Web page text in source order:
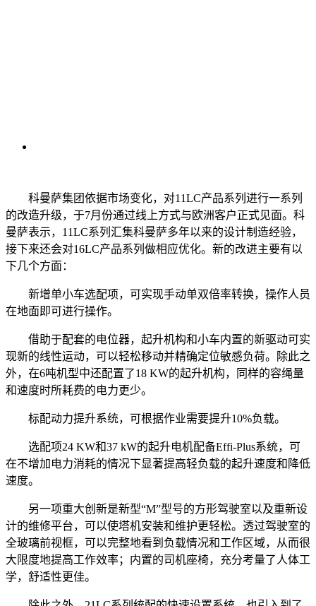
科曼萨集团依据市场变化，对11LC产品系列进行一系列
的改造升级，于7月份通过线上方式与欧洲客户正式见面。科
曼萨表示，11LC系列汇集科曼萨多年以来的设计制造经验，
接下来还会对16LC产品系列做相应优化。新的改进主要有以
下几个方面：
新增单小车选配项，可实现手动单双倍率转换，操作人员
在地面即可进行操作。
借助于配套的电位器，起升机构和小车内置的新驱动可实
现新的线性运动，可以轻松移动并精确定位敏感负荷。除此之
外，在6吨机型中还配置了18 KW的起升机构，同样的容绳量
和速度时所耗费的电力更少。
标配动力提升系统，可根据作业需要提升10%负载。
选配项24 KW和37 kW的起升电机配备Effi-Plus系统，可
在不增加电力消耗的情况下显著提高轻负载的起升速度和降低
速度。
另一项重大创新是新型“M”型号的方形驾驶室以及重新设
计的维修平台，可以使塔机安装和维护更轻松。透过驾驶室的
全玻璃前视框，可以完整地看到负载情况和工作区域，从而很
大限度地提高工作效率；内置的司机座椅，充分考量了人体工
学，舒适性更佳。